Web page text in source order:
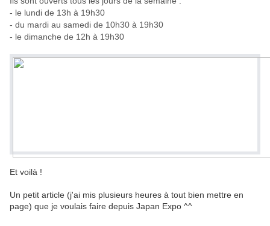
- le lundi de 13h à 19h30
- du mardi au samedi de 10h30 à 19h30
- le dimanche de 12h à 19h30
Et voilà !
Un petit article (j'ai mis plusieurs heures à tout bien mettre en
page) que je voulais faire depuis Japan Expo ^^